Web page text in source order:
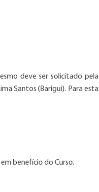
deve ser solicitado pela
Santos (Barigui). Para esta
benefício do Curso.